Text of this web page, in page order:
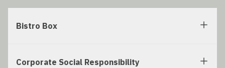
Bistro Box
Corporate Social Responsibility